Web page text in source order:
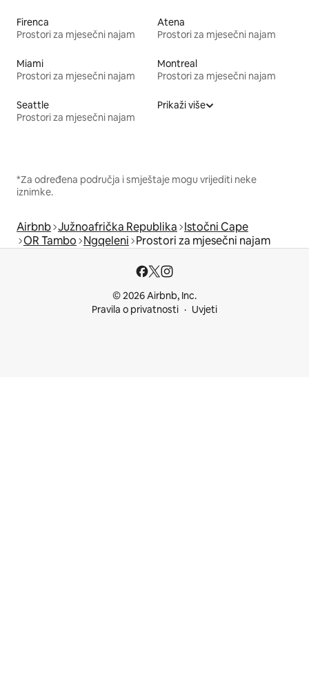
Firenca
Prostori za mjesečni najam
Atena
Prostori za mjesečni najam
Miami
Prostori za mjesečni najam
Montreal
Prostori za mjesečni najam
Seattle
Prostori za mjesečni najam
Prikaži više
*Za određena područja i smještaje mogu vrijediti neke
iznimke.
Airbnb Južnoafrička Republika Istočni Cape
OR Tambo Ngqeleni Prostori za mjesečni najam
© 2026 Airbnb, Inc.
Pravila o privatnosti
Uvjeti